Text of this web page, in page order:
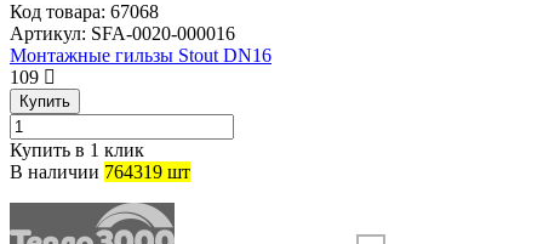
Код товара: 67068
Артикул: SFA-0020-000016
Монтажные гильзы Stout DN16
109
Купить
Купить в 1 клик
В наличии 764319 шт